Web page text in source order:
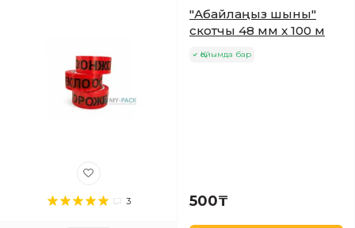
3
"Абайлаңыз шыны"
скотчы 48 мм x 100 м
Қойымда бар
500₸